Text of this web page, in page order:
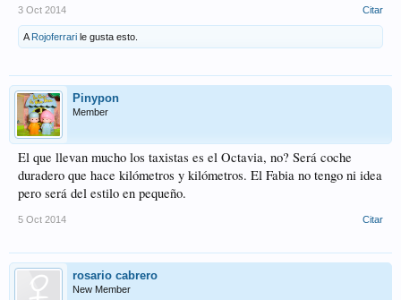
3 Oct 2014 Citar
A Rojoferrari le gusta esto.
Pinypon
Member
El que llevan mucho los taxistas es el Octavia, no? Será coche
duradero que hace kilómetros y kilómetros. El Fabia no tengo ni idea
pero será del estilo en pequeño.
5 Oct 2014 Citar
rosario cabrero
New Member